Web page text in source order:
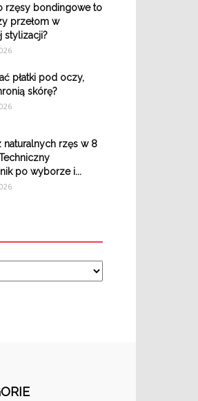
rzęsy bondingowe to
przełom w
stylizacji?
płatki pod oczy,
skórę?
naturalnych rzęs w 8
po wyborze i...